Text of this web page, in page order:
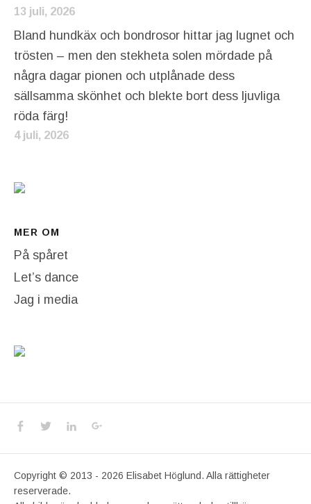
13 juli, 2026
Bland hundkäx och bondrosor hittar jag lugnet och
trösten – men den stekheta solen mördade på
några dagar pionen och utplånade dess
sällsamma skönhet och blekte bort dess ljuvliga
röda färg!
4 juli, 2026
MER OM
På spåret
Let’s dance
Jag i media
Social Media Profiles
Facebook
TwitterLinkedIn
Copyright © 2013 - 2026 Elisabet Höglund. Alla rättigheter
reserverade.